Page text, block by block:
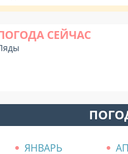
СЕЙЧАС
ЯНВАРЬ